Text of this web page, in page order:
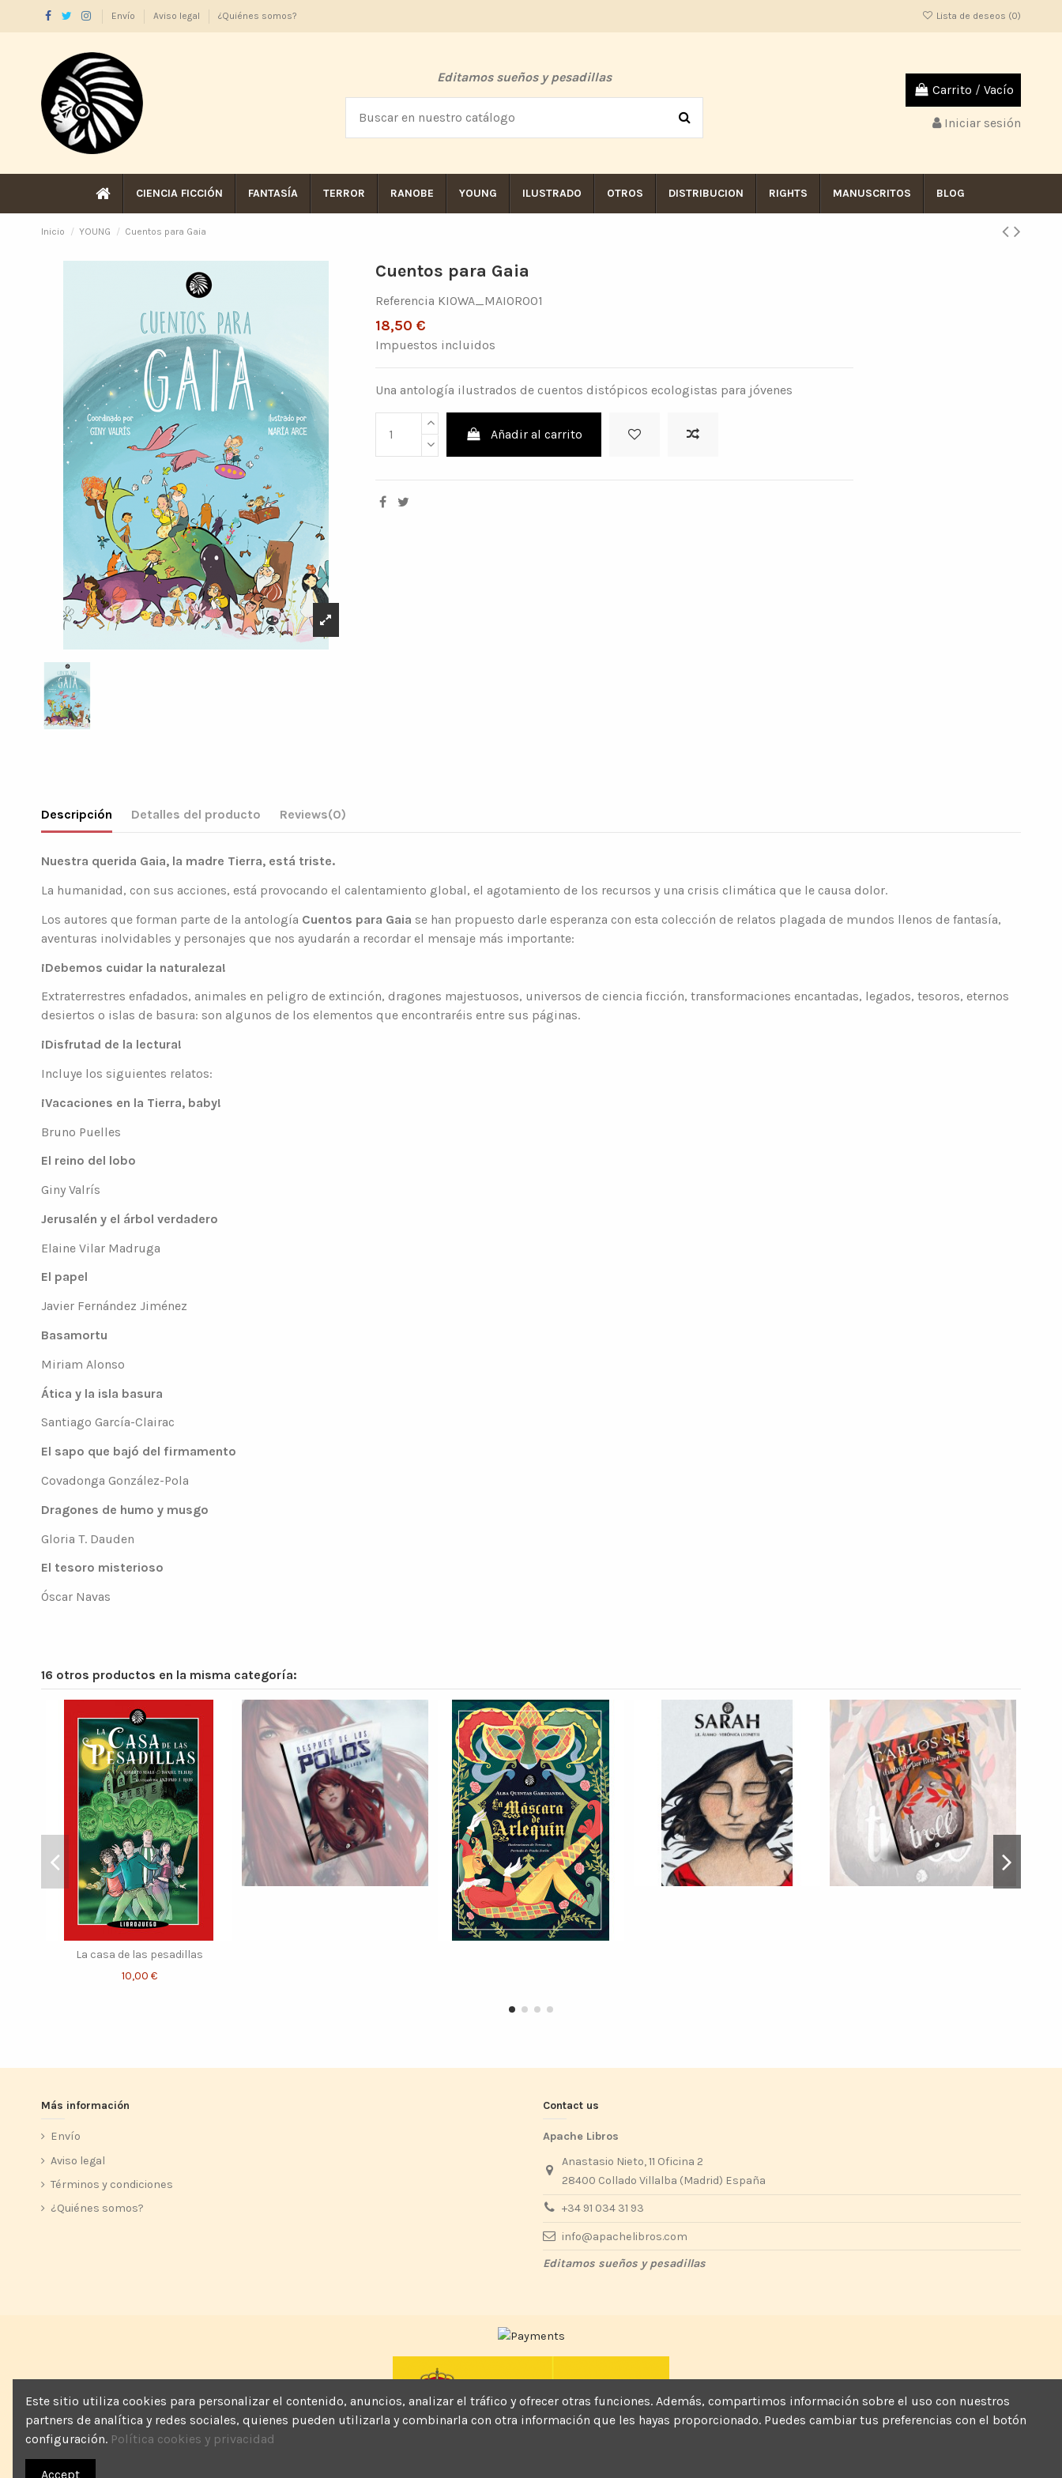
Envío Aviso legal ¿Quiénes somos? Lista de deseos (0)
Editamos sueños y pesadillas
Carrito / Vacío
Iniciar sesión
CIENCIA FICCIÓN FANTASÍA TERROR RANOBE YOUNG ILUSTRADO OTROS DISTRIBUCION RIGHTS MANUSCRITOS BLOG
Inicio YOUNG Cuentos para Gaia
Cuentos para Gaia
Referencia KIOWA_MAIOR001
18,50 €
Impuestos incluidos
Una antología ilustrados de cuentos distópicos ecologistas para jóvenes
Añadir al carrito
Descripción Detalles del producto Reviews(0)
Nuestra querida Gaia, la madre Tierra, está triste.
La humanidad, con sus acciones, está provocando el calentamiento global, el agotamiento de los recursos y una crisis climática que le causa dolor.
Los autores que forman parte de la antología Cuentos para Gaia se han propuesto darle esperanza con esta colección de relatos plagada de mundos llenos de fantasía,
aventuras inolvidables y personajes que nos ayudarán a recordar el mensaje más importante:
¡Debemos cuidar la naturaleza!
Extraterrestres enfadados, animales en peligro de extinción, dragones majestuosos, universos de ciencia ficción, transformaciones encantadas, legados, tesoros, eternos
desiertos o islas de basura: son algunos de los elementos que encontraréis entre sus páginas.
¡Disfrutad de la lectura!
Incluye los siguientes relatos:
¡Vacaciones en la Tierra, baby!
Bruno Puelles
El reino del lobo
Giny Valrís
Jerusalén y el árbol verdadero
Elaine Vilar Madruga
El papel
Javier Fernández Jiménez
Basamortu
Miriam Alonso
Ática y la isla basura
Santiago García-Clairac
El sapo que bajó del firmamento
Covadonga González-Pola
Dragones de humo y musgo
Gloria T. Dauden
El tesoro misterioso
Óscar Navas
16 otros productos en la misma categoría:
La casa de las pesadillas
10,00 €
Más información
Envío
Aviso legal
Términos y condiciones
¿Quiénes somos?
Contact us
Apache Libros
Anastasio Nieto, 11 Oficina 2
28400 Collado Villalba (Madrid) España
+34 91 034 31 93
info@apachelibros.com
Editamos sueños y pesadillas
Este sitio utiliza cookies para personalizar el contenido, anuncios, analizar el tráfico y ofrecer otras funciones. Además, compartimos información sobre el uso con nuestros
partners de analítica y redes sociales, quienes pueden utilizarla y combinarla con otra información que les hayas proporcionado. Puedes cambiar tus preferencias con el botón
configuración. Política cookies y privacidad
Accept